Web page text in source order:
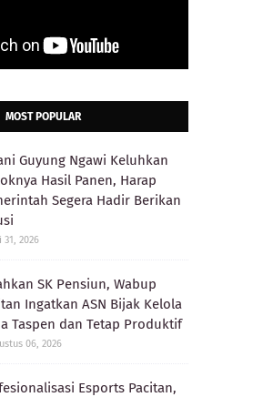
MOST POPULAR
Guyung Ngawi Keluhkan
Hasil Panen, Harap
Segera Hadir Berikan
31, 2026
SK Pensiun, Wabup
Ingatkan ASN Bijak Kelola
Taspen dan Tetap Produktif
06, 2026
Esports Pacitan,